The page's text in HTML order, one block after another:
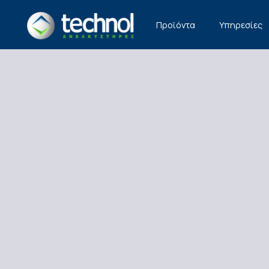
TECHNOL
Προϊόντα Υπηρεσίες